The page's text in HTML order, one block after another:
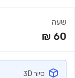
שעה
60
₪
סיור 3D